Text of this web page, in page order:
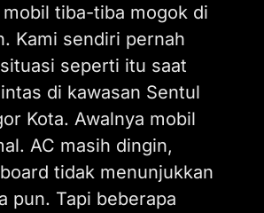
tiba-tiba mogok di
Kami sendiri pernah
seperti itu saat
di kawasan Sentul
Kota. Awalnya mobil
AC masih dingin,
tidak menunjukkan
pun. Tapi beberapa